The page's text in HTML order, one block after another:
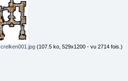
crelken001.jpg (107.5 ko, 529x1200 - vu 2714 fois.)